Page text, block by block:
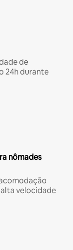
de
24h durante
nômades
velocidade